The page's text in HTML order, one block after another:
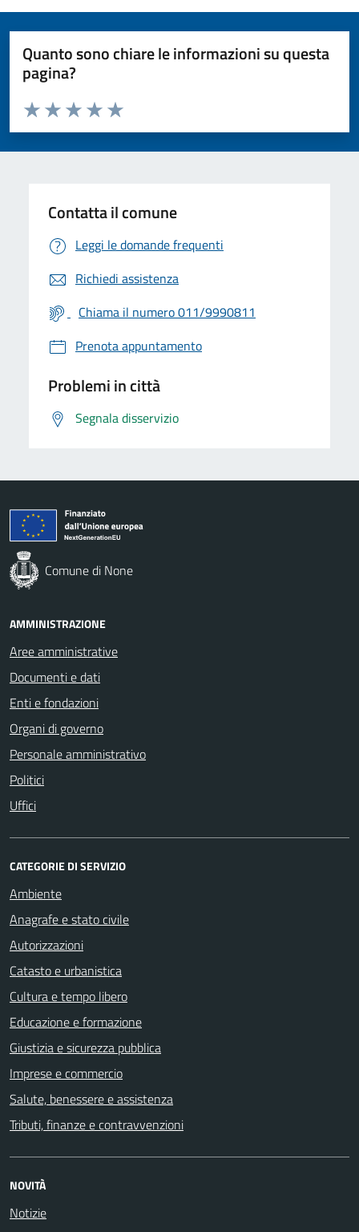
Quanto sono chiare le informazioni su questa
pagina?
Valuta da 1 a 5 stelle la pagina
Valuta 5 stelle su 5
Valuta 4 stelle su 5
Valuta 3 stelle su 5
Valuta 2 stelle su 5
Valuta 1 stelle su 5
Contatta il comune
Leggi le domande frequenti
Richiedi assistenza
Chiama il numero 011/9990811
Prenota appuntamento
Problemi in città
Segnala disservizio
Comune di None
AMMINISTRAZIONE
Aree amministrative
Documenti e dati
Enti e fondazioni
Organi di governo
Personale amministrativo
Politici
Uffici
CATEGORIE DI SERVIZIO
Ambiente
Anagrafe e stato civile
Autorizzazioni
Catasto e urbanistica
Cultura e tempo libero
Educazione e formazione
Giustizia e sicurezza pubblica
Imprese e commercio
Salute, benessere e assistenza
Tributi, finanze e contravvenzioni
NOVITÀ
Notizie